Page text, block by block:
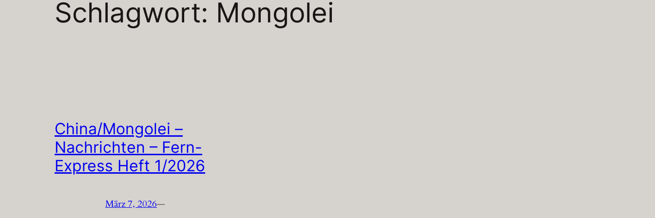
Schlagwort: Mongolei
China/Mongolei –
Nachrichten – Fern-
Express Heft 1/2026
März 7, 2026—